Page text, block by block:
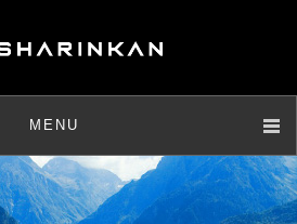
MENU
店舗情報